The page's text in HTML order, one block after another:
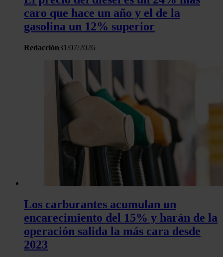
caro que hace un año y el de la
gasolina un 12% superior
Redacción31/07/2026
Los carburantes acumulan un
encarecimiento del 15% y harán de la
operación salida la más cara desde
2023